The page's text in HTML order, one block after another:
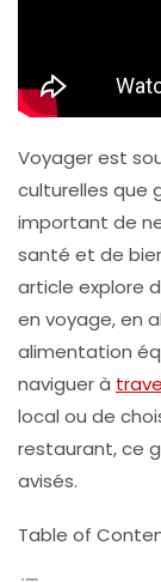
Voyager est
culturelles que
important de
santé et de
article explore
en voyage, en
alimentation
naviguer à
local ou de
restaurant, ce
avisés.
Table of